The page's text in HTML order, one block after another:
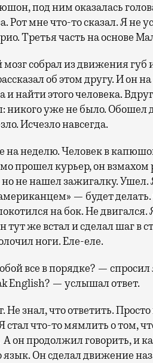
под ним оказалась
Рот мне что-то сказал. Я не
Третья часть на основе
собрал из движения губ
об этом другу. И он
и найти этого человека.
никого уже не было. Обошел
Исчезло навсегда.
на неделю. Человек в
прошел курьер, он взмахом
но не нашел зажигалку.
— будет
на бок. Не
тут же встал и сделал шаг в
ноги. Еле-еле.
все в порядке? — спросил
English? — услышал ответ.
Не знал, что ответить.
стал что-то мямлить о том,
он продолжил говорить, и
язык. Он сделал движение